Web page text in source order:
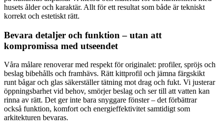
husets ålder och karaktär. Allt för ett resultat som både är tekniskt
korrekt och estetiskt rätt.
Bevara detaljer och funktion – utan att
kompromissa med utseendet
Våra målare renoverar med respekt för originalet: profiler, spröjs och
beslag bibehålls och framhävs. Rätt kittprofil och jämna färgskikt
runt bågar och glas säkerställer tätning mot drag och fukt. Vi justerar
öppningsbarhet vid behov, smörjer beslag och ser till att vatten kan
rinna av rätt. Det ger inte bara snyggare fönster – det förbättrar
också funktion, komfort och energieffektivitet samtidigt som
arkitekturen bevaras.